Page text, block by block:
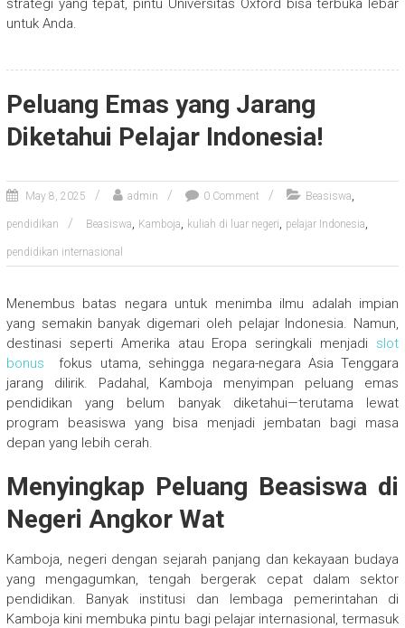
strategi yang tepat, pintu Universitas Oxford bisa terbuka lebar
untuk Anda.
Peluang Emas yang Jarang
Diketahui Pelajar Indonesia!
May 8, 2025 admin 0 Comment Beasiswa,
pendidikan Beasiswa, Kamboja, kuliah di luar negeri, pelajar Indonesia,
pendidikan internasional
Menembus batas negara untuk menimba ilmu adalah impian
yang semakin banyak digemari oleh pelajar Indonesia. Namun,
destinasi seperti Amerika atau Eropa seringkali menjadi slot
bonus fokus utama, sehingga negara-negara Asia Tenggara
jarang dilirik. Padahal, Kamboja menyimpan peluang emas
pendidikan yang belum banyak diketahui—terutama lewat
program beasiswa yang bisa menjadi jembatan bagi masa
depan yang lebih cerah.
Menyingkap Peluang Beasiswa di
Negeri Angkor Wat
Kamboja, negeri dengan sejarah panjang dan kekayaan budaya
yang mengagumkan, tengah bergerak cepat dalam sektor
pendidikan. Banyak institusi dan lembaga pemerintahan di
Kamboja kini membuka pintu bagi pelajar internasional, termasuk